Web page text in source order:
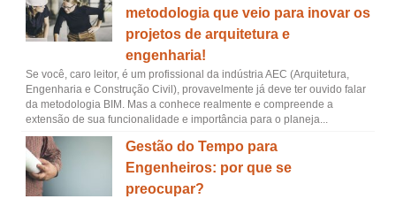
metodologia que veio para inovar os
projetos de arquitetura e
engenharia!
Se você, caro leitor, é um profissional da indústria AEC (Arquitetura,
Engenharia e Construção Civil), provavelmente já deve ter ouvido falar
da metodologia BIM. Mas a conhece realmente e compreende a
extensão de sua funcionalidade e importância para o planeja...
Gestão do Tempo para
Engenheiros: por que se
preocupar?